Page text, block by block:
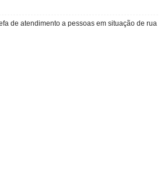
de atendimento a pessoas em situação de rua